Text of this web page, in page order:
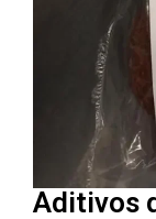
Aditivos